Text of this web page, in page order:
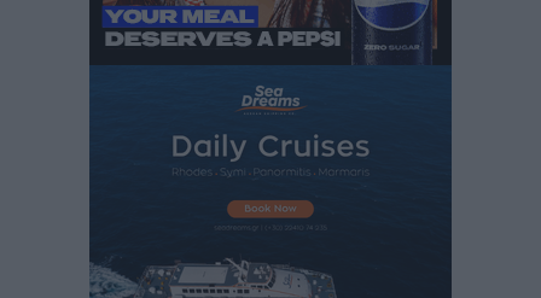
Κλεάνθης: Δουλειές μετά ευχαριστιών στο γήπεδο,
ατομικό για δύο
Φοίβος: Εν αναμονή του Νίκου Λαζίδη
προετοιμασίας